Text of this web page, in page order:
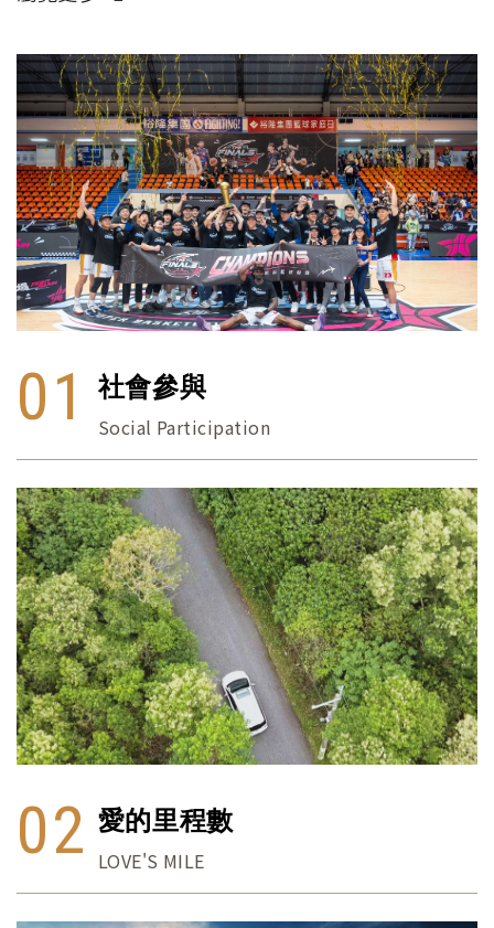
01 社會參與
Social Participation
02 愛的里程數
LOVE'S MILE